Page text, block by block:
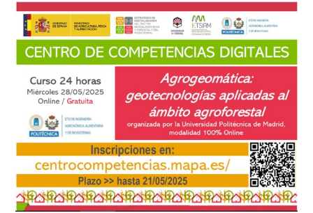
Curso
Online
24
horas
(gatuito)
«Agrogeomática:
aplicadas
al
ámbito
agroforestal»